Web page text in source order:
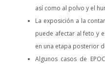
así como al polvo y el
La exposición a la
puede afectar al feto y
en una etapa posterior
Algunos casos de